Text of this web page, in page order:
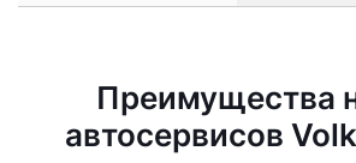
Преимущества
автосервисов